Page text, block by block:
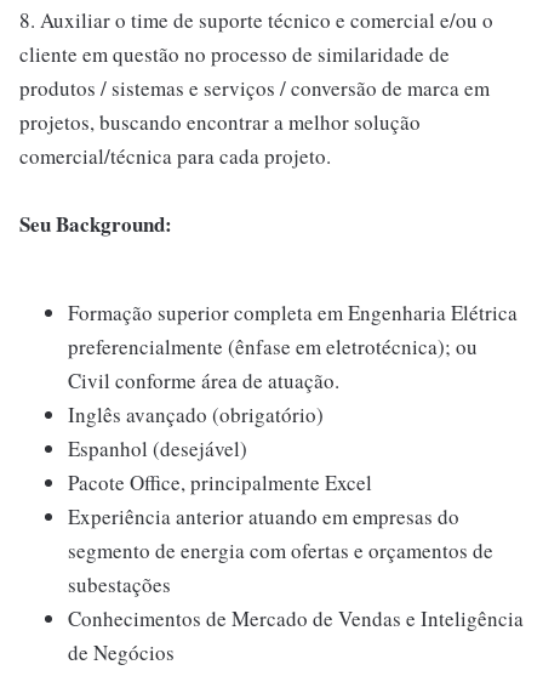
8. Auxiliar o time de suporte técnico e comercial e/ou o
cliente em questão no processo de similaridade de
produtos / sistemas e serviços / conversão de marca em
projetos, buscando encontrar a melhor solução
comercial/técnica para cada projeto.
Seu Background:
Formação superior completa em Engenharia Elétrica
preferencialmente (ênfase em eletrotécnica); ou
Civil conforme área de atuação.
Inglês avançado (obrigatório)
Espanhol (desejável)
Pacote Office, principalmente Excel
Experiência anterior atuando em empresas do
segmento de energia com ofertas e orçamentos de
subestações
Conhecimentos de Mercado de Vendas e Inteligência
de Negócios